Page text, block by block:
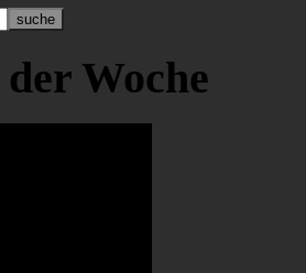
Woche